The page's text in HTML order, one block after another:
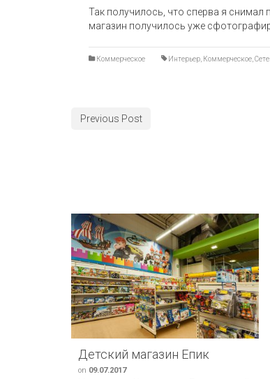
Так получилось, что сперва я снимал
магазин получилось уже
Коммерческое Интерьер Коммерческое
Previous Post
Детский магазин Епик
on 09.07.2017